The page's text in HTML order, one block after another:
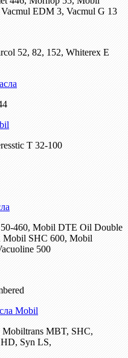
EDM 3, Vacmul G 13
52, 82, 152, Whiterex E
T 32-100
460, Mobil DTE Oil Double
Mobil SHC 600, Mobil
500
Mobil
MBT, SHC,
Syn LS,